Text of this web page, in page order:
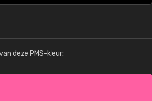
deze PMS-kleur: